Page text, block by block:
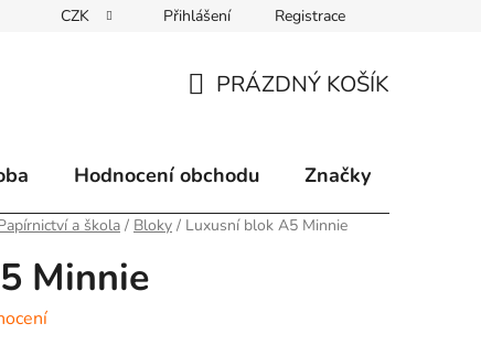
Způsoby doručení Kontakty
CZK Přihlášení Registrace
KOŠÍK
PRÁZDNÝ KOŠÍK
Hodnocení obchodu Značky
a škola / Bloky / Luxusní blok A5 Minnie
Minnie